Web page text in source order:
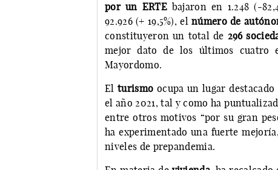
por un ERTEbajaron en 1.248 (-
92.926 (+ 19,5%), elnúmero de
constituyeron un total de 296
mejor dato de los últimos cuatro
Mayordomo.
Elturismo ocupa un lugar
el año 2021, tal y como ha
entre otros motivos “por su gran
ha experimentado una fuerte
niveles de prepandemia.